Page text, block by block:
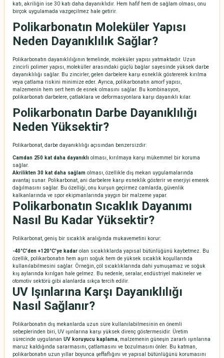
katı, akriliğin ise 30 katı daha dayanıklıdır. Hem hafif hem de sağlam olması, onu
birçok uygulamada vazgeçilmez hale getirir.
Polikarbonatın Moleküler Yapısı
Neden Dayanıklılık Sağlar?
Polikarbonatın dayanıklılığının temelinde, moleküler yapısı yatmaktadır. Uzun
zincirli polimer yapısı, moleküller arasındaki güçlü bağlar sayesinde yüksek darbe
dayanıklılığı sağlar. Bu zincirler, gelen darbelere karşı esneklik göstererek kırılma
veya çatlama riskini minimize eder. Ayrıca, polikarbonatın amorf yapısı,
malzemenin hem sert hem de esnek olmasını sağlar. Bu kombinasyon,
polikarbonatı darbelere, çatlaklara ve deformasyonlara karşı dayanıklı kılar.
Polikarbonatın Darbe Dayanıklılığı
Neden Yüksektir?
Polikarbonat, darbe dayanıklılığı açısından benzersizdir:
Camdan 250 kat daha dayanıklı olması, kırılmaya karşı mükemmel bir koruma
sağlar.
Akrilikten 30 kat daha sağlam olması, özellikle dış mekan uygulamalarında
avantaj sunar. Polikarbonat, ani darbelere karşı esneklik gösterir ve enerjiyi emerek
dağılmasını sağlar. Bu özelliği, onu kurşun geçirmez camlarda, güvenlik
kalkanlarında ve spor ekipmanlarında yaygın bir malzeme yapar.
Polikarbonatın Sıcaklık Dayanımı
Nasıl Bu Kadar Yüksektir?
Polikarbonat, geniş bir sıcaklık aralığında mukavemetini korur:
-40°C'den +120°C'ye kadar olan sıcaklıklarda yapısal bütünlüğünü kaybetmez. Bu
özellik, polikarbonatın hem aşırı soğuk hem de yüksek sıcaklık koşullarında
kullanılabilmesini sağlar. Örneğin, çöl sıcaklıklarında dahi yumuşamaz ve soğuk
kış aylarında kırılgan hale gelmez. Bu nedenle, seralar, endüstriyel makineler ve
otomotiv sektörü gibi alanlarda sıkça tercih edilir.
UV Işınlarına Karşı Dayanıklılığı
Nasıl Sağlanır?
Polikarbonatın dış mekanlarda uzun süre kullanılabilmesinin en önemli
sebeplerinden biri, UV ışınlarına karşı yüksek direnç göstermesidir. Üretim
sürecinde uygulanan UV koruyucu kaplama , malzemenin güneşin zararlı ışınlarına
maruz kaldığında sararmasını, çatlamasını ve bozulmasını önler. Bu katman,
polikarbonatın uzun yıllar boyunca şeffaflığını ve yapısal bütünlüğünü korumasını